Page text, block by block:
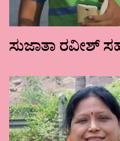
ಸುಜಾತಾ ರವೀಶ್